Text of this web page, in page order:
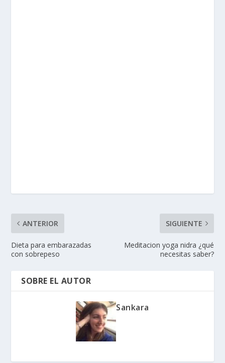
ANTERIOR
Dieta para embarazadas
con sobrepeso
SIGUIENTE
Meditacion yoga nidra ¿qué
necesitas saber?
SOBRE EL AUTOR
Sankara